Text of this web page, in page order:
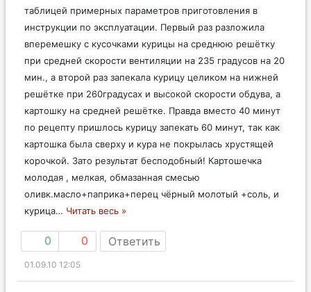
таблицей примерных параметров приготовления в
инструкции по эксплуатации. Первый раз разложила
вперемешку с кусочками курицы на среднюю решётку
при средней скорости вентиляции на 235 градусов на 20
мин., а второй раз запекала курицу целиком на нижней
решётке при 260градусах и высокой скорости обдува, а
картошку на средней решётке. Правда вместо 40 минут
по рецепту пришлось курицу запекать 60 минут, так как
картошка была сверху и кура не покрылась хрустящей
корочкой. Зато результат бесподобный! Картошечка
молодая , мелкая, обмазанная смесью
оливк.масло+паприка+перец чёрный молотый +соль, и
курица… Читать весь »
0 0 Ответить
01.09.10 12:05